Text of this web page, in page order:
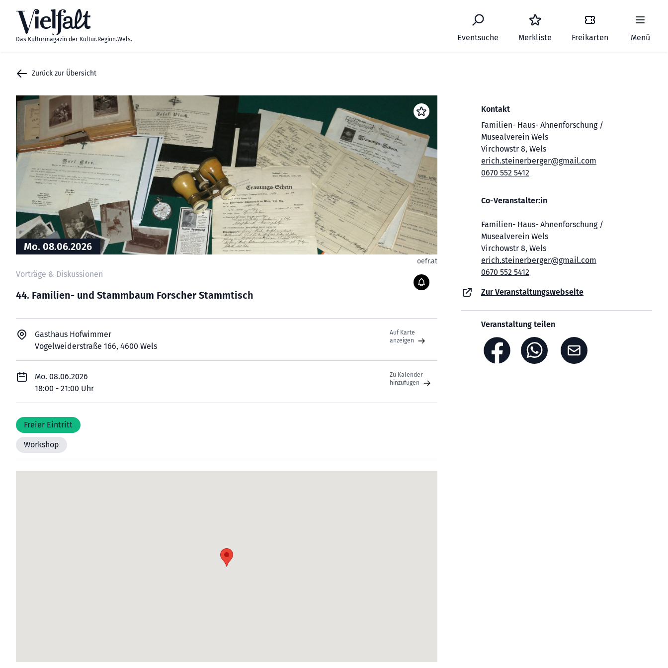
Das Kulturmagazin der Kultur.Region.Wels. Eventsuche Merkliste Freikarten Menü
Zurück zur Übersicht
Mo. 08.06.2026
oefr.at
Vorträge & Diskussionen
44. Familien- und Stammbaum Forscher Stammtisch
Gasthaus Hofwimmer
Vogelweiderstraße 166, 4600 Wels
Auf Karte
anzeigen
Mo. 08.06.2026
18:00 - 21:00 Uhr
Zu Kalender
hinzufügen
Freier Eintritt
Workshop
Kontakt
Familien- Haus- Ahnenforschung /
Musealverein Wels
Virchowstr 8, Wels
erich.steinerberger@gmail.com
0670 552 5412
Co-Veranstalter:in
Familien- Haus- Ahnenforschung /
Musealverein Wels
Virchowstr 8, Wels
erich.steinerberger@gmail.com
0670 552 5412
Zur Veranstaltungswebseite
Veranstaltung teilen